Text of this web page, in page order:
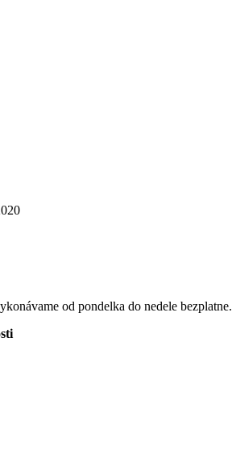
od pondelka do nedele bezplatne.